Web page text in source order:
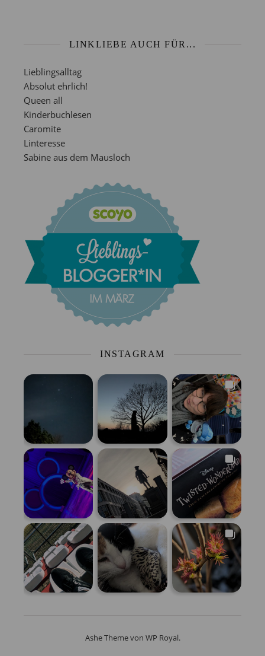
LINKLIEBE AUCH FÜR...
Lieblingsalltag
Absolut ehrlich!
Queen all
Kinderbuchlesen
Caromite
Linteresse
Sabine aus dem Mausloch
INSTAGRAM
Ashe Theme von WP Royal.